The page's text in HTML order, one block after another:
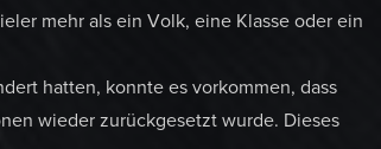
mehr als ein Volk, eine Klasse oder ein
hatten, konnte es vorkommen, dass
wieder zurückgesetzt wurde. Dieses